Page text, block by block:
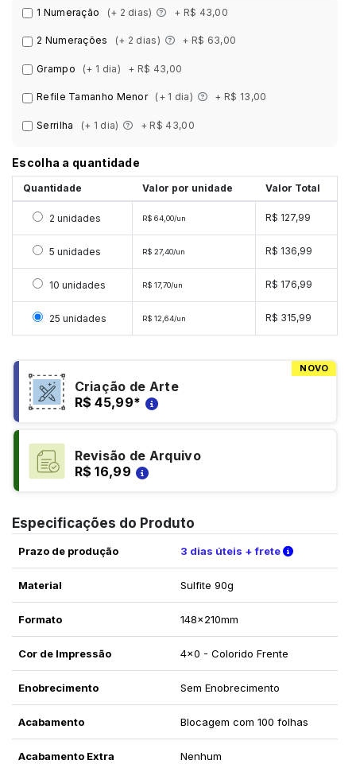
1 Numeração (+ 2 dias) + R$ 43,00
2 Numerações (+ 2 dias) + R$ 63,00
Grampo (+ 1 dia) + R$ 43,00
Refile Tamanho Menor (+ 1 dia) + R$ 13,00
Serrilha (+ 1 dia) + R$ 43,00
Escolha a quantidade
Quantidade Valor por unidade Valor Total
Selecionar 2 unidades
2 unidades R$ 64,00/un R$ 127,99
Selecionar 5 unidades
5 unidades R$ 27,40/un R$ 136,99
Selecionar 10 unidades
10 unidades R$ 17,70/un R$ 176,99
Selecionar 25 unidades
25 unidades R$ 12,64/un R$ 315,99
NOVO
Criação de Arte
R$ 45,99*
Revisão de Arquivo
R$ 16,99
Especificações do Produto
Prazo de produção 3 dias úteis + frete Verifique
Material Sulfite 90g
Formato 148x210mm
Cor de Impressão 4x0 - Colorido Frente
Enobrecimento Sem Enobrecimento
Acabamento Blocagem com 100 folhas
Acabamento Extra Nenhum